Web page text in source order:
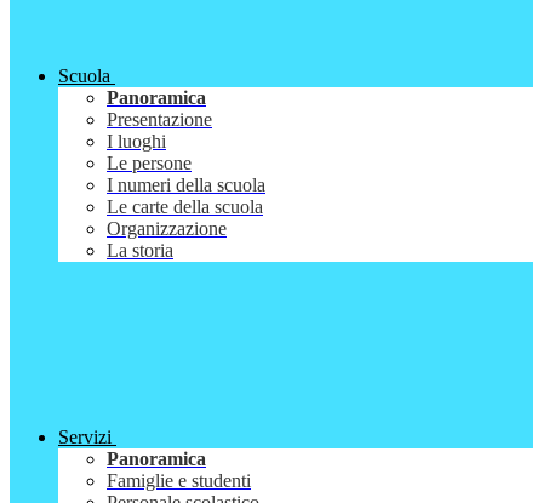
Scuola
Panoramica
Presentazione
I luoghi
Le persone
I numeri della scuola
Le carte della scuola
Organizzazione
La storia
Servizi
Panoramica
Famiglie e studenti